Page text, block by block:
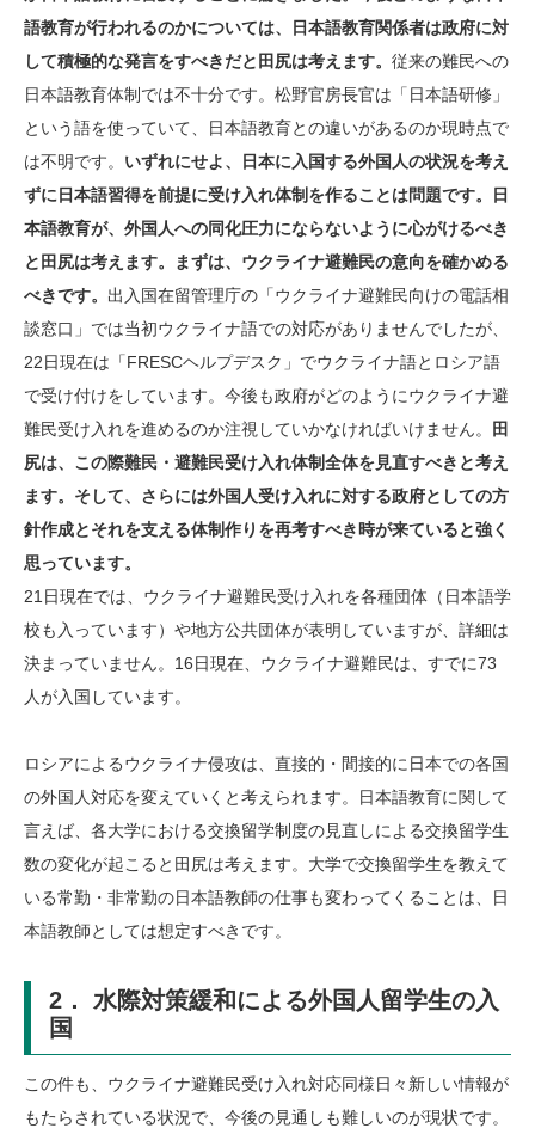
語教育が行われるのかについては、日本語教育関係者は政府に対
して積極的な発言をすべきだと田尻は考えます。 従来の難民への
日本語教育体制では不十分です。松野官房長官は「日本語研修」
という語を使っていて、日本語教育との違いがあるのか現時点で
は不明です。 いずれにせよ、日本に入国する外国人の状況を考え
ずに日本語習得を前提に受け入れ体制を作ることは問題です。日
本語教育が、外国人への同化圧力にならないように心がけるべき
と田尻は考えます。まずは、ウクライナ避難民の意向を確かめる
べきです。 出入国在留管理庁の「ウクライナ避難民向けの電話相
談窓口」では当初ウクライナ語での対応がありませんでしたが、
22日現在は「FRESCヘルプデスク」でウクライナ語とロシア語
で受け付けをしています。今後も政府がどのようにウクライナ避
難民受け入れを進めるのか注視していかなければいけません。
田
尻は、この際難民・避難民受け入れ体制全体を見直すべきと考え
ます。そして、さらには外国人受け入れに対する政府としての方
針作成とそれを支える体制作りを再考すべき時が来ていると強く
思っています。
21日現在では、ウクライナ避難民受け入れを各種団体（日本語学
校も入っています）や地方公共団体が表明していますが、詳細は
決まっていません。16日現在、ウクライナ避難民は、すでに73
人が入国しています。
ロシアによるウクライナ侵攻は、直接的・間接的に日本での各国
の外国人対応を変えていくと考えられます。日本語教育に関して
言えば、各大学における交換留学制度の見直しによる交換留学生
数の変化が起こると田尻は考えます。大学で交換留学生を教えて
いる常勤・非常勤の日本語教師の仕事も変わってくることは、日
本語教師としては想定すべきです。
2． 水際対策緩和による外国人留学生の入
国
この件も、ウクライナ避難民受け入れ対応同様日々新しい情報が
もたらされている状況で、今後の見通しも難しいのが現状です。